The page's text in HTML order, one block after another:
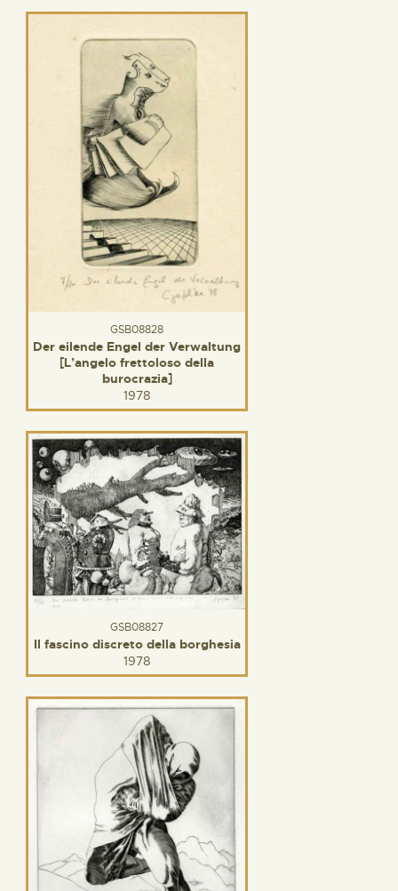
GSB08828
Der eilende Engel der Verwaltung
[L’angelo frettoloso della
burocrazia]
1978
GSB08827
Il fascino discreto della borghesia
1978